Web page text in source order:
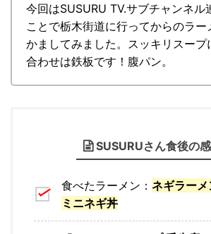
今回はSUSURU TV.サブチャンネル
ことで栃木街道に行ってからのラー
かましてみました。 スッキリスープ
合わせは鉄板です！腹パン。
SUSURUさん食後の感
食べたラーメン： ネギラーメ
ミニネギ丼